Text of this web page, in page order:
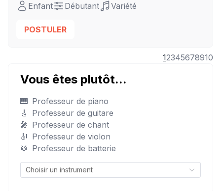
Enfant
Débutant Variété
POSTULER
12345678910
Vous êtes plutôt...
🎹 Professeur de piano
🎸
Professeur de guitare
🎤 Professeur de chant
🎻 Professeur de violon
🥁 Professeur de batterie